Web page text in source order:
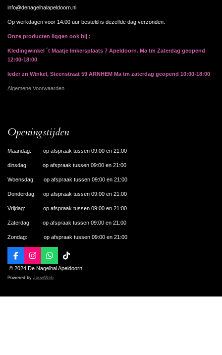
info@denagelhalapeldoorn.nl
Op werkdagen voor 14:00 uur besteld is dezelfde dag verzonden.
Onze producten liggen ook bij :
Kledingwinkel ´t Maatje Imkersplaats 7 Apeldoorn. Ma tm Zaterdag geopend
12:00-18:00
Ieder zn Winkel, Steenstraat 59 ARNHEM Ma tm zaterdag geopend 10:00-18:00
Algemene Voorwaarden
Openingstijden
Maandag: op afspraak tussen 09:00 en 21:00
dinsdag: op afspraak tussen 09:00 en 21:00
Woensdag: op afspraak tussen 09:00 en 21:00
Donderdag: op afspraak tussen 09:00 en 21:00
Vrijdag: op afspraak tussen 09:00 en 21:00
Zaterdag: op afspraak tussen 09:00 en 21:00
Zondag: op afspraak tussen 09:00 en 21:00
F
a
e
o
I
n
t
g
W
h
t
A
T
i
k
© 2024 De Nagelhal Apeldoorn
Powered by JouwWeb